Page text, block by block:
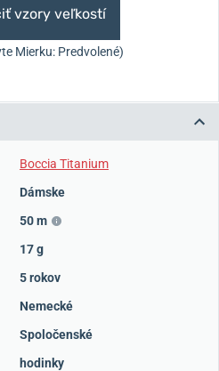
vzory veľkostí
Mierku: Predvolené)
Boccia Titanium
Dámske
50 m
17 g
5 rokov
Nemecké
Spoločenské
hodinky